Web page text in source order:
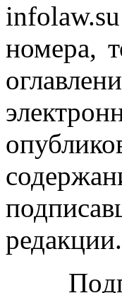
номера,
редакции.